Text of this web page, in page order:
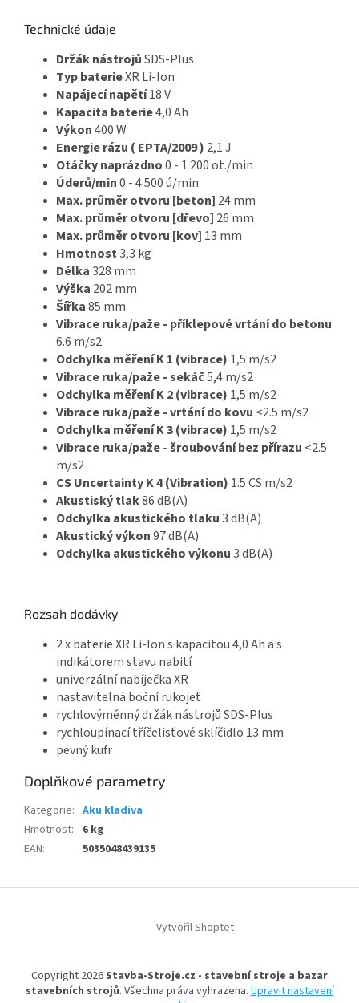
Technické údaje
Držák nástrojůSDS-Plus
Typ baterieXR Li-Ion
Napájecí napětí18 V
Kapacita baterie4,0 Ah
Výkon400 W
Energie rázu ( EPTA/2009 ) 2,1 J
Otáčky naprázdno0 - 1 200 ot./min
Úderů/min0 - 4 500 ú/min
Max. průměr otvoru [beton] 24 mm
Max. průměr otvoru [dřevo] 26 mm
Max. průměr otvoru [kov] 13 mm
Hmotnost3,3 kg
Délka328 mm
Výška 202 mm
Šířka85 mm
Vibrace ruka/paže - příklepové vrtání do betonu
6.6 m/s2
Odchylka měření K 1 (vibrace) 1,5 m/s2
Vibrace ruka/paže - sekáč5,4 m/s2
Odchylka měření K 2 (vibrace) 1,5 m/s2
Vibrace ruka/paže - vrtání do kovu <2.5 m/s2
Odchylka měření K 3 (vibrace) 1,5 m/s2
Vibrace ruka/paže - šroubování bez přírazu <2.5
m/s2
CS Uncertainty K 4 (Vibration) 1.5 CS m/s2
Akustiský tlak86 dB(A)
Odchylka akustického tlaku3 dB(A)
Akustický výkon97 dB(A)
Odchylka akustického výkonu3 dB(A)
Rozsah dodávky
2 x baterie XR Li-Ion s kapacitou 4,0 Ah a s
indikátorem stavu nabití
univerzální nabíječka XR
nastavitelná boční rukojeť
rychlovýměnný držák nástrojů SDS-Plus
rychloupínací tříčelisťové sklíčidlo 13 mm
pevný kufr
Doplňkové parametry
Kategorie: Aku kladiva
Hmotnost:
6 kg
EAN: 5035048439135
Vytvořil Shoptet
Copyright 2026Stavba-Stroje.cz - stavební stroje a bazar
stavebních strojů. Všechna práva vyhrazena.Upravit nastavení